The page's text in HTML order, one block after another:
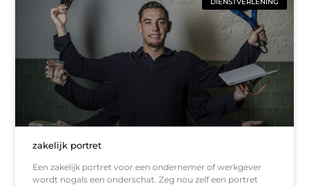
zakelijk portret
Een zakelijk portret voor een ondernemer of werkgever
wordt nogals een onderschat. Zeg nou zelf een portret